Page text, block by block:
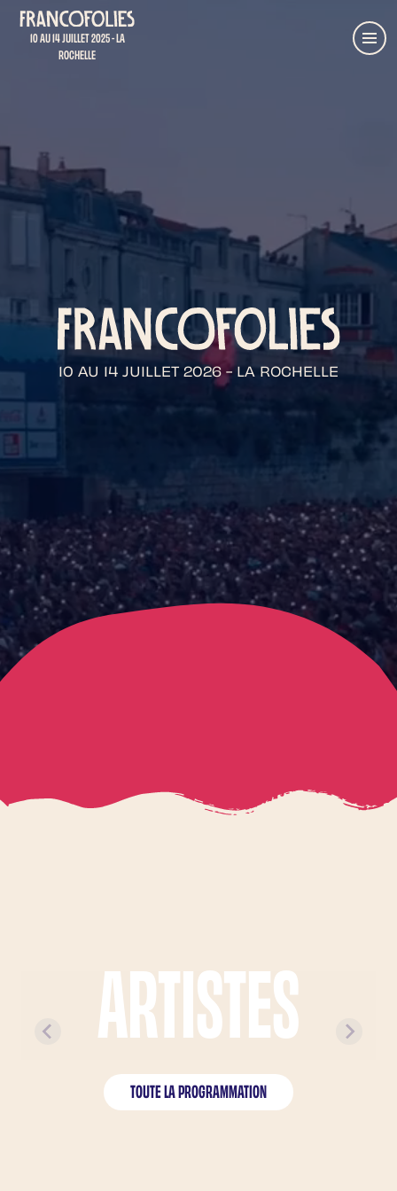
Aller au contenu principal
Retour à l'accueil
10 AU 14 JUILLET 2025 - LA
ROCHELLE
Menu
FRANCOFOLIES -
10 AU 14 JUILLET 2026 - LA ROCHELLE
Mettre la video en pause
ARTISTES
ARTISTES À L'AFFICHE
TOUTE LA PROGRAMMATION